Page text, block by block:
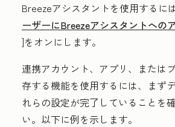
Breezeアシスタントを使用するに
ーザーにBreezeアシスタントへの
]をオンにします。
連携アカウント、アプリ、または
存する機能を使用するには、まず
れらの設定が完了していることを
い。以下に例を示します。